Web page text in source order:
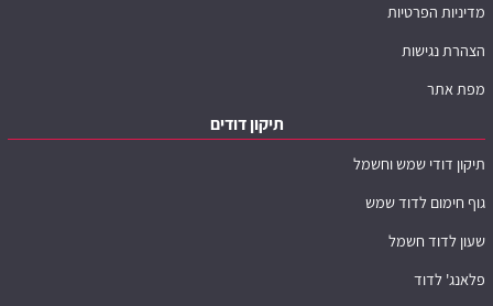
מדיניות הפרטיות
הצהרת נגישות
מפת אתר
תיקון דודים
תיקון דודי שמש וחשמל
גוף חימום לדוד שמש
שעון לדוד חשמל
פלאנג' לדוד